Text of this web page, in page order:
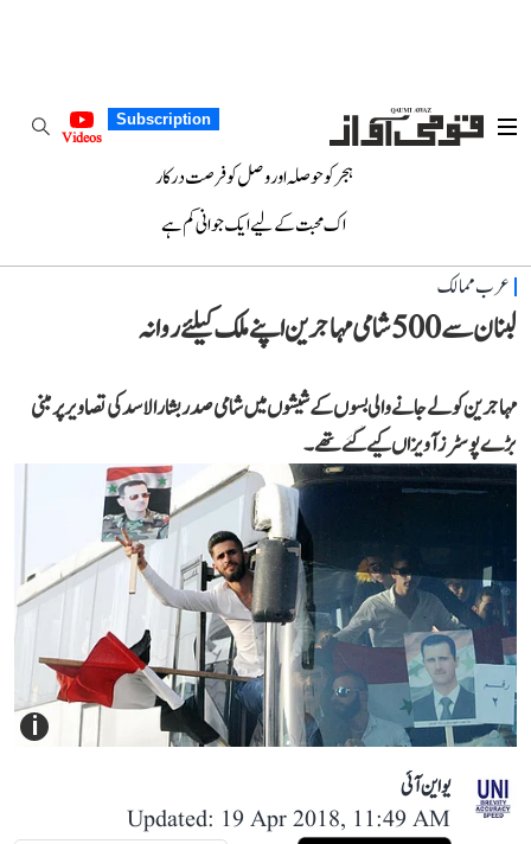
Subscription
Videos
ہجر کو حوصلہ اور وصل کو فرصت درکار
اک محبت کے لیے ایک جوانی کم ہے
عرب ممالک
لبنان سے 500 شامی مہاجرین اپنے ملک کیلئے روانہ
مہاجرین کو لے جانے والی بسوں کے شیشوں میں شامی صدر بشارالاسد کی تصاویر پر مبنی
بڑے پوسٹرز آویزاں کیے گئے تھے۔
i
یو این آئی
Updated: 19 Apr 2018, 11:49 AM